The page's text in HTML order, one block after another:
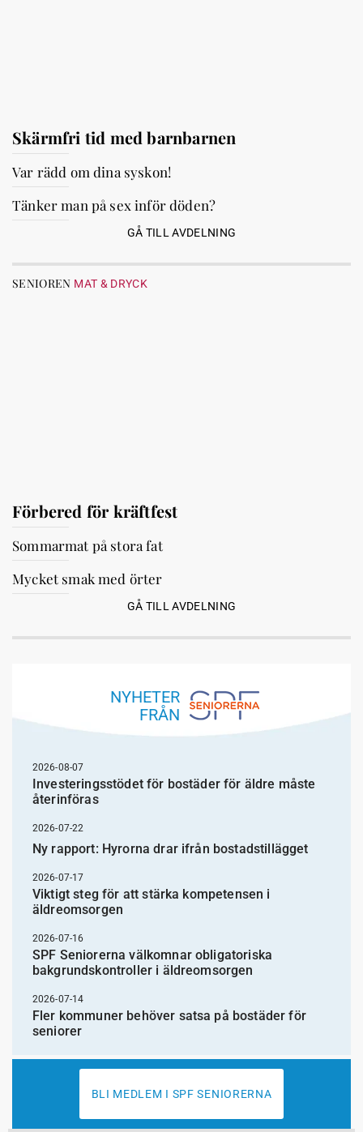
Skärmfri tid med barnbarnen
Var rädd om dina syskon!
Tänker man på sex inför döden?
GÅ TILL AVDELNING
SENIOREN MAT & DRYCK
Förbered för kräftfest
Sommarmat på stora fat
Mycket smak med örter
GÅ TILL AVDELNING
NYHETER
FRÅN
2026-08-07
Investeringsstödet för bostäder för äldre måste
återinföras
2026-07-22
Ny rapport: Hyrorna drar ifrån bostadstillägget
2026-07-17
Viktigt steg för att stärka kompetensen i
äldreomsorgen
2026-07-16
SPF Seniorerna välkomnar obligatoriska
bakgrundskontroller i äldreomsorgen
2026-07-14
Fler kommuner behöver satsa på bostäder för
seniorer
BLI MEDLEM I SPF SENIORERNA